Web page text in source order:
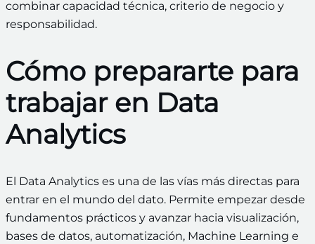
combinar capacidad técnica, criterio de negocio y
responsabilidad.
Cómo prepararte para
trabajar en Data
Analytics
El Data Analytics es una de las vías más directas para
entrar en el mundo del dato. Permite empezar desde
fundamentos prácticos y avanzar hacia visualización,
bases de datos, automatización, Machine Learning e